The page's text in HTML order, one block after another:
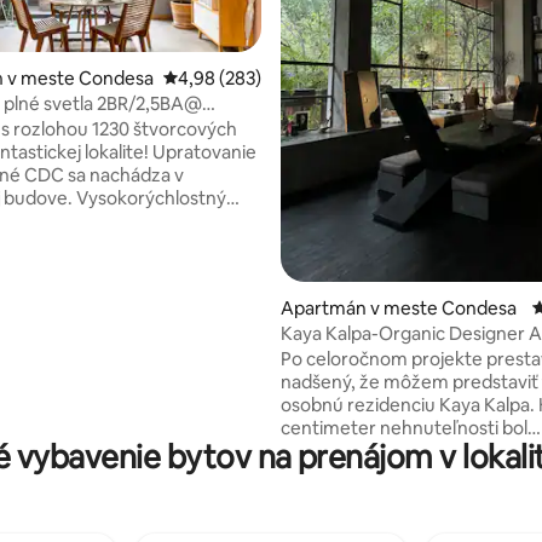
z 5, počet hodnotení: 105
meste Condesa Priemerné ohodnotenie 4,98 z 5, počet
4,98 (283)
svetla 2BR/2,5BA@
terasou
rozlohou 1230 štvorcových
lokalite! Upratovanie
CDC sa nachádza v
Vysokorýchlostný
Apartmán v meste Condesa
Kaya Kalpa-Organic Designer
in Condesa
Po celoročnom projekte
nadšený, že môžem
osobnú rezidenciu Kaya Kalpa. Každý
centimeter nehnuteľnosti bol
premyslene zrekonštruovaný.
miesto pre umelcov, tulákov,
vybavenie bytov na prenájom v